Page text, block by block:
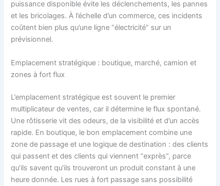
puissance disponible évite les déclenchements, les pannes
et les bricolages. À l’échelle d’un commerce, ces incidents
coûtent bien plus qu’une ligne “électricité” sur un
prévisionnel.
Emplacement stratégique : boutique, marché, camion et
zones à fort flux
L’emplacement stratégique est souvent le premier
multiplicateur de ventes, car il détermine le flux spontané.
Une rôtisserie vit des odeurs, de la visibilité et d’un accès
rapide. En boutique, le bon emplacement combine une
zone de passage et une logique de destination : des clients
qui passent et des clients qui viennent “exprès”, parce
qu’ils savent qu’ils trouveront un produit constant à une
heure donnée. Les rues à fort passage sans possibilité